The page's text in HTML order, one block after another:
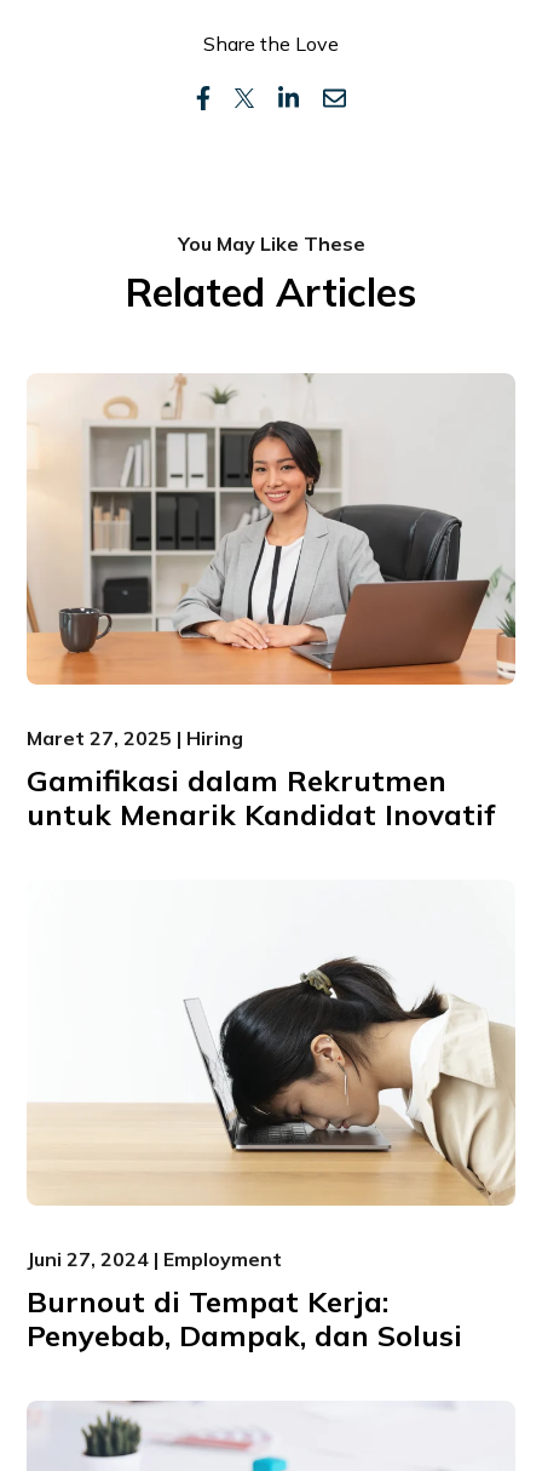
Share the Love
You May Like These
Related Articles
Maret 27, 2025 | Hiring
Gamifikasi dalam Rekrutmen
untuk Menarik Kandidat Inovatif
Juni 27, 2024 | Employment
Burnout di Tempat Kerja:
Penyebab, Dampak, dan Solusi